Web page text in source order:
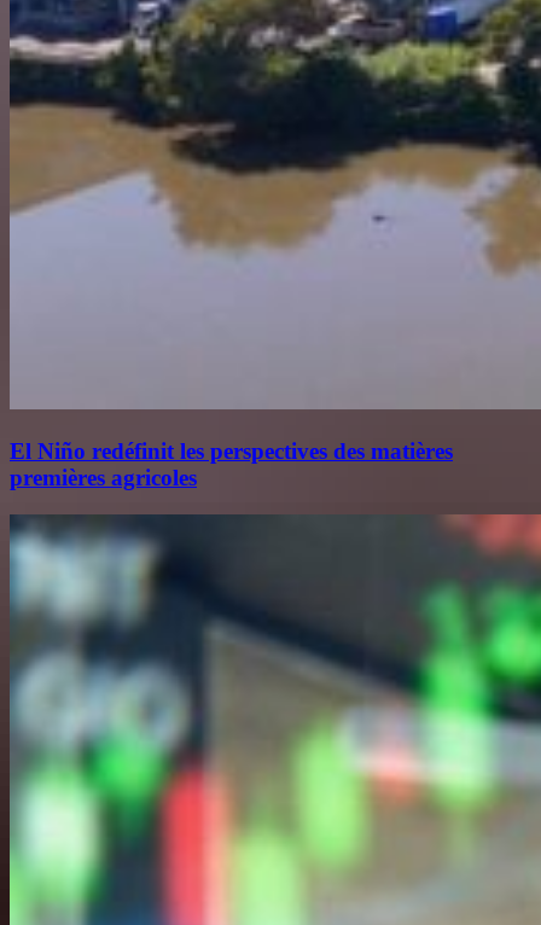
El Niño redéfinit les perspectives des matières
premières agricoles